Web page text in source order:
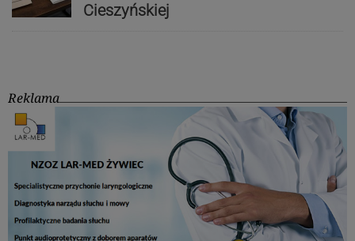
Cieszyńskiej
Reklama